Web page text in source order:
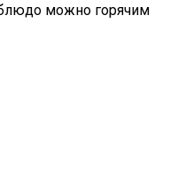
можно горячим